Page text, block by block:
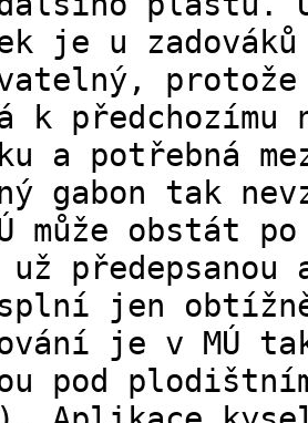
je u
protože
k předchozímu
a potřebná
gabon tak
může obstát
už
splní jen
je v MÚ
pod